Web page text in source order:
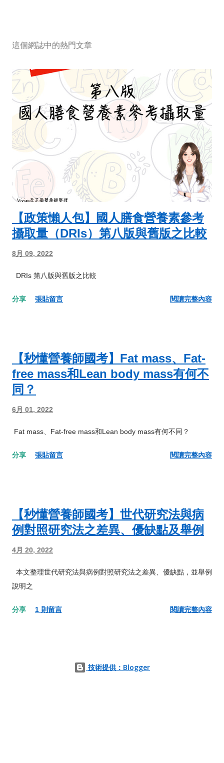
這個網誌中的熱門文章
【政策懶人包】國人膳食營養素參考
攝取量（DRIs）第八版與舊版之比較
8月 09, 2022
DRIs 第八版與舊版之比較
分享 張貼留言 閱讀完整內容
【秒懂營養師國考】Fat mass、Fat-
free mass和Lean body mass有何不
同？
6月 01, 2022
Fat mass、Fat-free mass和Lean body mass有何不同？
分享 張貼留言 閱讀完整內容
【秒懂營養師國考】世代研究法與病
例對照研究法之差異、優缺點及舉例
4月 20, 2022
本文整理世代研究法與病例對照研究法之差異、優缺點，並舉例
說明之
分享 1 則留言 閱讀完整內容
技術提供：Blogger